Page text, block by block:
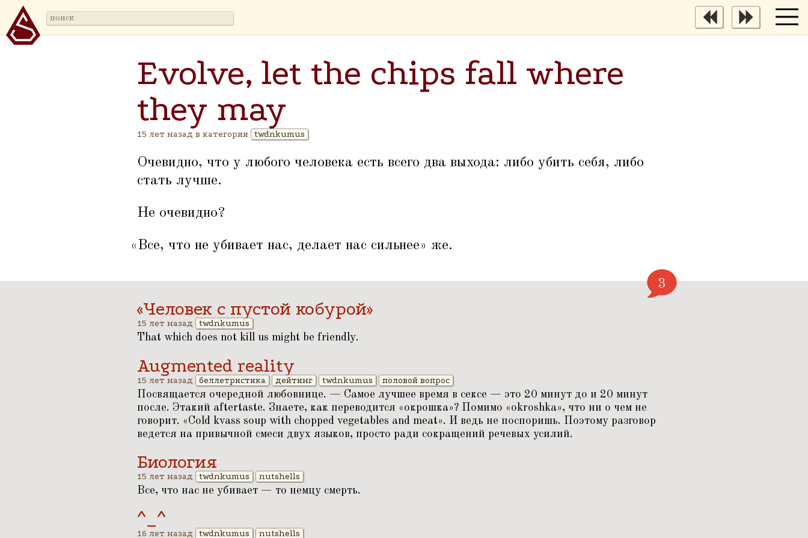
Evolve, let the chips fall where
they may
15 лет назад в категории twdnkumus
Очевидно, что у любого человека есть всего два выхода: либо убить себя, либо
стать лучше.
Не очевидно?
«Все, что не убивает нас, делает нас сильнее» же.
3
«Человек с пустой кобурой»
15 лет назад twdnkumus
That which does not kill us might be friendly.
Augmented reality
15 лет назад беллетристика дейтинг twdnkumus половой вопрос
Посвящается очередной любовнице. — Самое лучшее время в сексе — это 20 минут до и 20 минут
после. Этакий aftertaste. Знаете, как переводится «окрошка»? Помимо «okroshka», что ни о чем не
говорит. «Cold kvass soup with chopped vegetables and meat». И ведь не поспоришь. Поэтому разговор
ведется на привычной смеси двух языков, просто ради сокращений речевых усилий.
Биология
15 лет назад twdnkumus nutshells
Все, что нас не убивает — то немцу смерть.
^_^
16 лет назад twdnkumus nutshells